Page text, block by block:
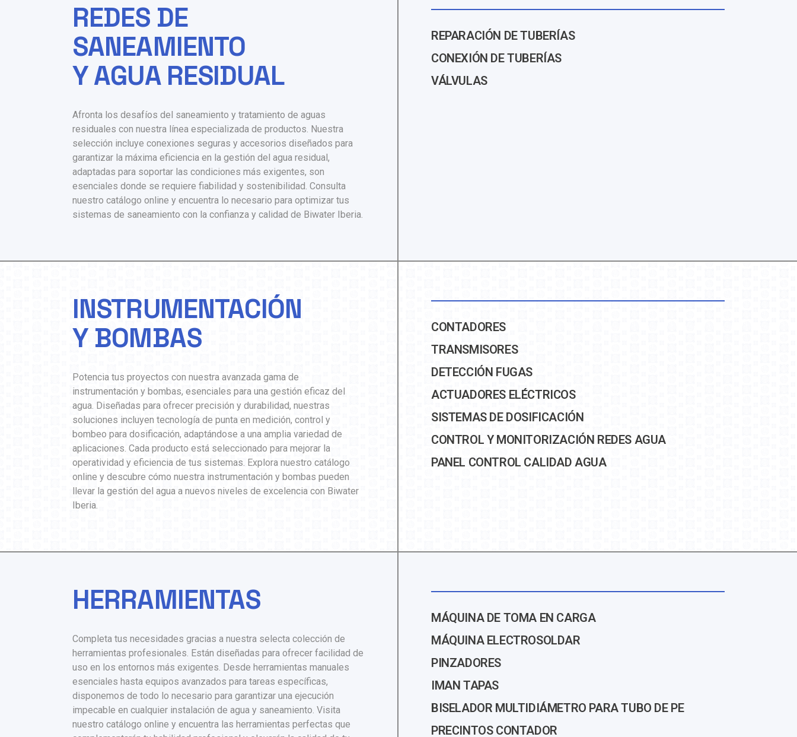
REDES DE
SANEAMIENTO
Y AGUA RESIDUAL
Afronta los desafíos del saneamiento y tratamiento de aguas
residuales con nuestra línea especializada de productos. Nuestra
selección incluye conexiones seguras y accesorios diseñados para
garantizar la máxima eficiencia en la gestión del agua residual,
adaptadas para soportar las condiciones más exigentes, son
esenciales donde se requiere fiabilidad y sostenibilidad. Consulta
nuestro catálogo online y encuentra lo necesario para optimizar tus
sistemas de saneamiento con la confianza y calidad de Biwater Iberia.
REPARACIÓN DE TUBERÍAS
CONEXIÓN DE TUBERÍAS
VÁLVULAS
INSTRUMENTACIÓN
Y BOMBAS
Potencia tus proyectos con nuestra avanzada gama de
instrumentación y bombas, esenciales para una gestión eficaz del
agua. Diseñadas para ofrecer precisión y durabilidad, nuestras
soluciones incluyen tecnología de punta en medición, control y
bombeo para dosificación, adaptándose a una amplia variedad de
aplicaciones. Cada producto está seleccionado para mejorar la
operatividad y eficiencia de tus sistemas. Explora nuestro catálogo
online y descubre cómo nuestra instrumentación y bombas pueden
llevar la gestión del agua a nuevos niveles de excelencia con Biwater
Iberia.
CONTADORES
TRANSMISORES
DETECCIÓN FUGAS
ACTUADORES ELÉCTRICOS
SISTEMAS DE DOSIFICACIÓN
CONTROL Y MONITORIZACIÓN REDES AGUA
PANEL CONTROL CALIDAD AGUA
HERRAMIENTAS
Completa tus necesidades gracias a nuestra selecta colección de
herramientas profesionales. Están diseñadas para ofrecer facilidad de
uso en los entornos más exigentes. Desde herramientas manuales
esenciales hasta equipos avanzados para tareas específicas,
disponemos de todo lo necesario para garantizar una ejecución
impecable en cualquier instalación de agua y saneamiento. Visita
nuestro catálogo online y encuentra las herramientas perfectas que
MÁQUINA DE TOMA EN CARGA
MÁQUINA ELECTROSOLDAR
PINZADORES
IMAN TAPAS
BISELADOR MULTIDIÁMETRO PARA TUBO DE PE
PRECINTOS CONTADOR